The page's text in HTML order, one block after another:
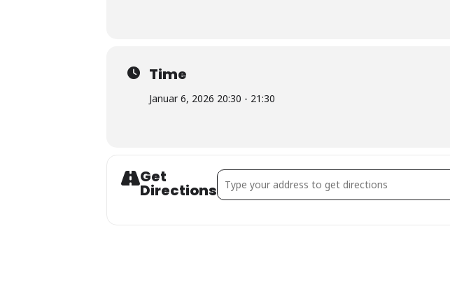
Time
Januar 6, 2026 20:30 - 21:30
Get
Directions
Address - Flossentraining Dienstag []